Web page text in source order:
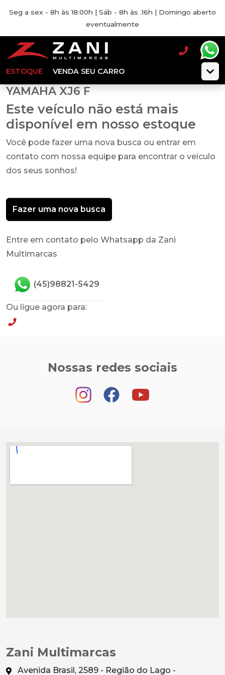
Seg a sex - 8h às 18:00h | Sáb - 8h às .16h | Domingo aberto
eventualmente
ESTOQUE VENDA SEU CARRO
YAMAHA XJ6 F
Este veículo não está mais
disponível em nosso estoque
Você pode fazer uma nova busca ou entrar em
contato com nossa equipe para encontrar o veículo
dos seus sonhos!
Fazer uma nova busca
Entre em contato pelo Whatsapp da Zani
Multimarcas
(45)98821-5429
Ou ligue agora para:
Nossas redes sociais
Zani Multimarcas
Avenida Brasil, 2589 - Região do Lago -